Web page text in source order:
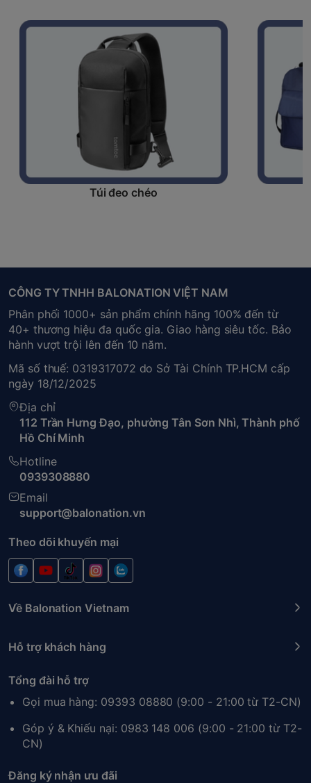
Túi đeo chéo
CÔNG TY TNHH BALONATION VIỆT NAM
Phân phối 1000+ sản phẩm chính hãng 100% đến từ
40+ thương hiệu đa quốc gia. Giao hàng siêu tốc. Bảo
hành vượt trội lên đến 10 năm.
Mã số thuế: 0319317072 do Sở Tài Chính TP.HCM cấp
ngày 18/12/2025
Địa chỉ
112 Trần Hưng Đạo, phường Tân Sơn Nhì, Thành phố
Hồ Chí Minh
Hotline
0939308880
Email
support@balonation.vn
Theo dõi khuyến mại
Về Balonation Vietnam
Hỗ trợ khách hàng
Tổng đài hỗ trợ
Gọi mua hàng: 09393 08880 (9:00 - 21:00 từ T2-CN)
Góp ý & Khiếu nại: 0983 148 006 (9:00 - 21:00 từ T2-
CN)
Đăng ký nhận ưu đãi